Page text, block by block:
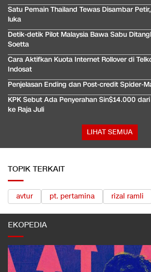
Satu Pemain Thailand Tewas Disambar
luka
Detik-detik Pilot Malaysia Bawa Sabu
Soetta
Cara Aktifkan Kuota Internet Rollover di
Indosat
Penjelasan Ending dan Post-credit Spider-
KPK Sebut Ada Penyerahan Sin$14.000
ke Raja Juli
LIHAT SEMUA
TOPIK TERKAIT
avtur pt. pertamina rizal ramli
EKOPEDIA